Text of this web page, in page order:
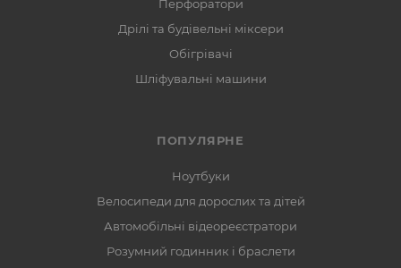
Перфоратори
Дрілі та будівельні міксери
Обігрівачі
Шліфувальні машини
ПОПУЛЯРНЕ
Ноутбуки
Велосипеди для дорослих та дітей
Автомобільні відеореєстратори
Розумний годинник і браслети